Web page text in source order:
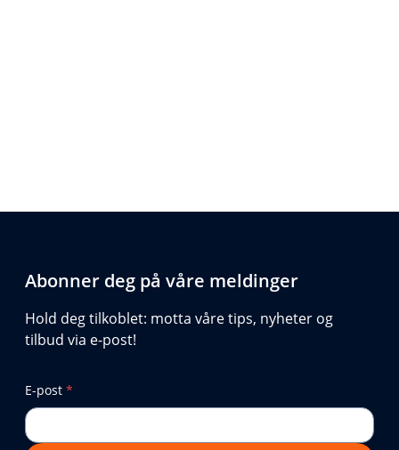
Abonner deg på våre meldinger
Hold deg tilkoblet: motta våre tips, nyheter og
tilbud via e-post!
E-post *